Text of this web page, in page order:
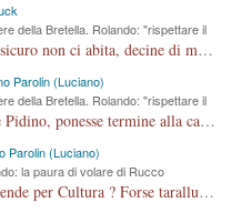
della Bretella. Rolando: "rispettare il
Non sarà utile a lei dott. Parolin che di sicuro non ci abita, decine di migliaia di TIR, automobili e padroncini che passano quotidianamente per una strada appena rotabile, non è più possibile stendere i panni, attraversare la strada senza rischiare la morte, le case stanno crepando, i tempi sono cambiati e la bretella non passerà assolutamente per maddalene (ma cosa sta a dire?!), dia invece responsabilità a chi ha costruito tagliando la strada che doveva invece terminare a isola vicentina e non al moracchino lasciando Motta di Costabissara ancora in panne di traffico. I tempi sono cambiati dottore e se l'anagrafe della vita stagna nell'essere umano impressioni conservatrici, la società non le considera perchè va avanti, si industrializza e ha bisogno di infrastrutture e di sviluppo. Ultima considerazione, se è geloso di Rolando perchè vede in lui solo campagne politiche mentre si difendono i SOLI diritti dei cittadini, la preghiamo faccia considerazioni più appropriate. Saluti e complimenti per i suoi scritti.
Parolin (Luciano)
della Bretella. Rolando: "rispettare il
Sarebbe ora che il consigliere comunale Pidino, ponesse termine alla campagna elettorale nel territorio del suo seggio Villaggio del Sole. La tiraca è iniziata, distruggerà 6 km di prateria ovest della città, ricca di fonti e sorgenti d'acqua. I cittadini di Maddalene non avranno più Pace la notte. Molta colpa per la costruzione di questa Strada è proprio del signor Rolando,dei suoi gazebo mobili e che vuol far passare questa opera VANDALICA come progetto "utile" a chi ? Non è cosa seria sig. Rolando!
Parolin (Luciano)
la paura di volare di Rucco
Vorrei sapere dal C.C. Rolando cosa intende per Cultura ? Forse tarallucci, vino e sagre, o spaghetti tricolori del PD ? Il continuo (s)parlare della mostra a Palazzo Chiericati caro consigliere DANNEGGIA FORTEMENTE l'immagine della città TUTTA e fa deviare i consensi che in RUSSIA (badi bene ex U.R.S.S.) sono ECCELLENTI. A livello artistico l'evento è di alta Valenza culturale, COMPITO di Tutta la Cittadinanza fare il possibile per propagandare l'iniziativa senza farne UN CASO PARTITICO come fa Lei da sempre. Meno Gazebo + Partecipazione! E così sia. Amen.